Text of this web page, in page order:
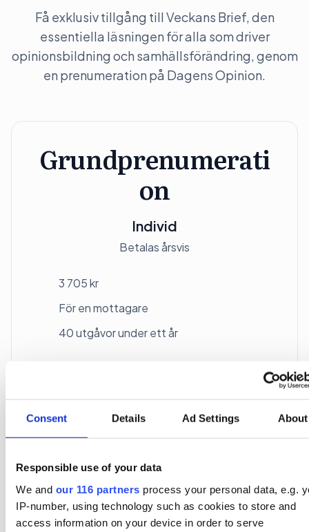
Consent Details Ad Settings About
Responsible use of your data
We and our 116 partners process your personal data, e.g.
IP-number, using technology such as cookies to store and
access information on your device in order to serve
Få exklusiv tillgång till Veckans Brief, den
essentiella läsningen för alla som driver
opinionsbildning och samhällsförändring, genom
en prenumeration på Dagens Opinion.
Grundprenumerati
on
Individ
Betalas årsvis
3 705 kr
För en mottagare
40 utgåvor under ett år
*Moms (6 %) ingår i alla priser.